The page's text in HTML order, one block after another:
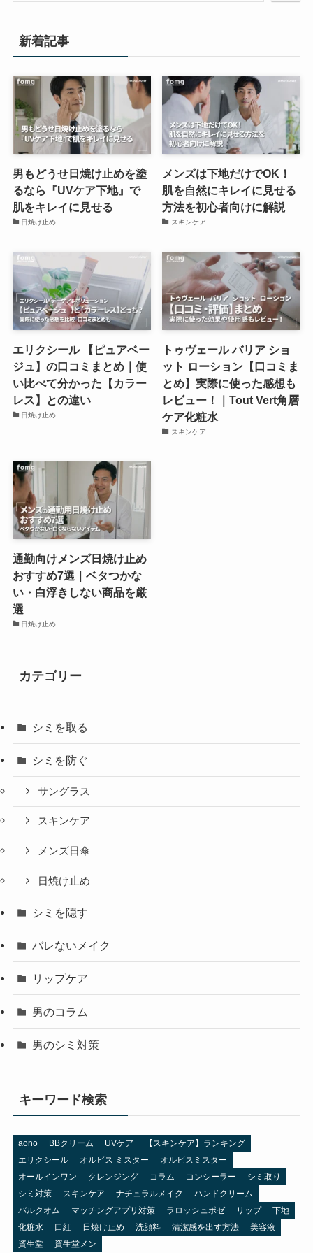
新着記事
男もどうせ日焼け止めを塗
るなら『UVケア下地』で
肌をキレイに見せる
日焼け止め
メンズは下地だけでOK！
肌を自然にキレイに見せる
方法を初心者向けに解説
スキンケア
エリクシール 【ピュアベー
ジュ】の口コミまとめ｜使
い比べて分かった【カラー
レス】との違い
日焼け止め
トゥヴェール バリア ショ
ット ローション【口コミま
とめ】実際に使った感想も
レビュー！｜Tout Vert角層
ケア化粧水
スキンケア
通勤向けメンズ日焼け止め
おすすめ7選｜ベタつかな
い・白浮きしない商品を厳
選
日焼け止め
カテゴリー
シミを取る
シミを防ぐ
サングラス
スキンケア
メンズ日傘
日焼け止め
シミを隠す
バレないメイク
リップケア
男のコラム
男のシミ対策
キーワード検索
aono BBクリーム UVケア
【スキンケア】ランキング
エリクシール
オルビス ミスター
オルビスミスター
オールインワン
クレンジング コラム コンシーラー
シミ取り
シミ対策
スキンケア ナチュラルメイク
ハンドクリーム
バルクオム
マッチングアプリ対策 ラロッシュポゼ リップ
下地
化粧水
口紅 日焼け止め 洗顔料 清潔感を出す方法
美容液
資生堂
資生堂メン